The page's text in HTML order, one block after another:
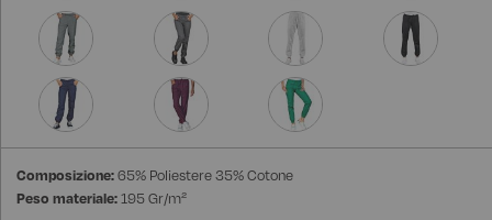
Composizione:65% Poliestere 35% Cotone
Peso materiale:195 Gr/m²